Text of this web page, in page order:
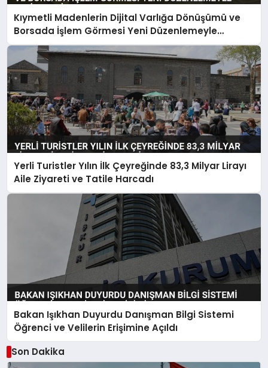
Kıymetli Madenlerin Dijital Varlığa Dönüşümü ve
Borsada İşlem Görmesi Yeni Düzenlemeyle
Belirlendi
Yerli Turistler Yılın İlk Çeyreğinde 83,3 Milyar Lirayı
Aile Ziyareti ve Tatile Harcadı
Bakan Işıkhan Duyurdu Danışman Bilgi Sistemi
Öğrenci ve Velilerin Erişimine Açıldı
Son Dakika